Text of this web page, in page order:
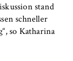
stand
schneller
so Katharina